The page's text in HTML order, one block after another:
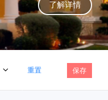
了解详情
重置 保存